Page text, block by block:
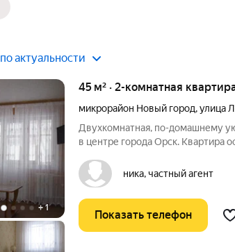
по актуальности
+1
45 м² · 2-комнатная
микрорайон Новый город,улица
Двухкомнатная, по-домашнему
в центре города Орск. Квартира
бытовой (ТВ, кондиционер, утюг )
постельными
ника, частный агент
Показать телефон